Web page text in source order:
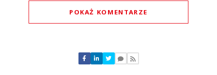
POKAŻ KOMENTARZE
Nie znaleziono komentarzy
Zostaw swoje komentarze